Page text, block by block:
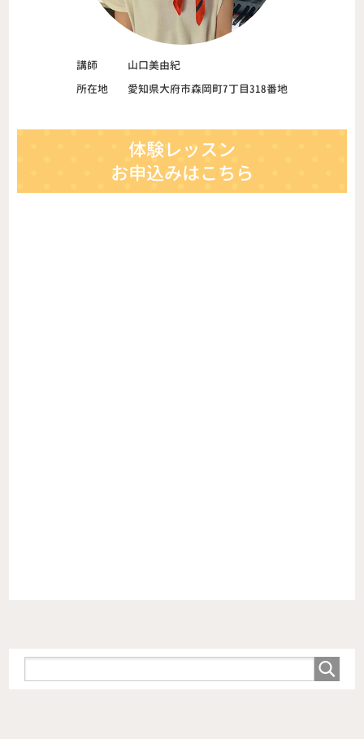
講師
山口美由紀
所在地
愛知県大府市森岡町7丁目318番地
体験レッスン
お申込みはこちら